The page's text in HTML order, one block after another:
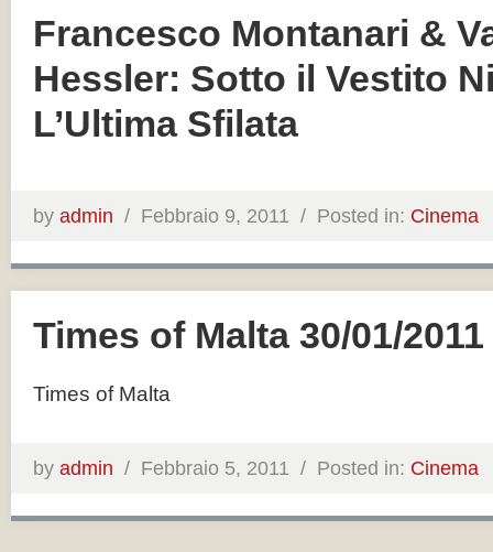
Francesco Montanari &
Hessler: Sotto il Vestito
L’Ultima Sfilata
by admin / Febbraio 9, 2011 / Posted in: Cinema
Times of Malta 30/01/2011
Times of Malta
by admin / Febbraio 5, 2011 / Posted in: Cinema